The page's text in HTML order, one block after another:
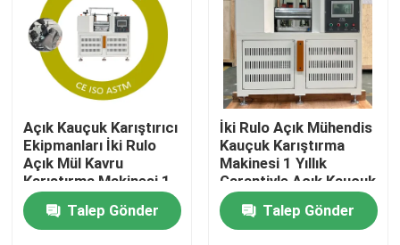
Fabrika turu
Kalite kontrol
Bize Ulaşın
Haberler
Açık Kauçuk Karıştırıcı
Ekipmanları İki Rulo
Açık Mül Kavru
Karıştırma Makinesi 1
Yıllık Garantiyle
Kauçuk Karıştırma
Kapasitesi 0.3 ila 2 kg
Talep Gönder
İki Rulo Açık Mühendis
Kauçuk Karıştırma
Makinesi 1 Yıllık
Garantiyle Açık Kauçuk
Karıştırıcı Ekipmanı
Kauçuk Karıştırma
Kapasitesi 0.3 ila 2 kg
Talep Gönder